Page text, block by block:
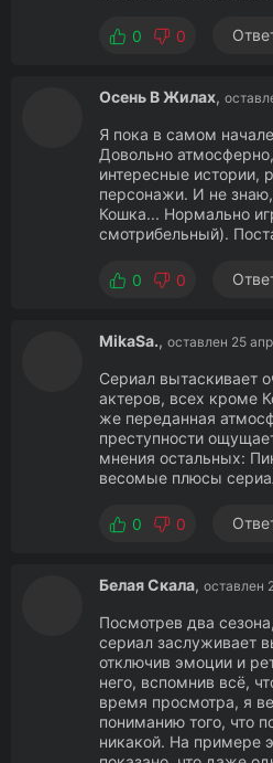
0 0
Осень В Жилах,
Я пока в самом
Довольно
интересные истории,
персонажи. И не
Кошка... Нормально
смотрибельный).
0 0
MikaSa., оставлен 25
Сериал вытаскивает
актеров, всех кроме
же переданная
преступности
мнения остальных:
весомые плюсы
0 0
Белая Скала, оставлен
Посмотрев два
сериал заслуживает
отключив эмоции и
него, вспомнив всё,
время просмотра, я
пониманию того, что
никакой. На примере